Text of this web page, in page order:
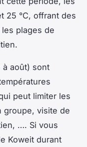
25 °C, offrant des
plages de
à août) sont
peut limiter les
groupe, visite de
…. Si vous
Koweit durant